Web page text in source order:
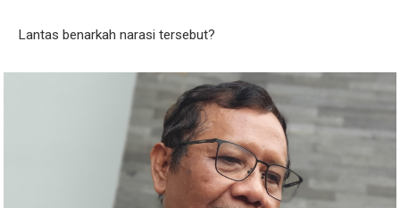
Lantas benarkah narasi tersebut?